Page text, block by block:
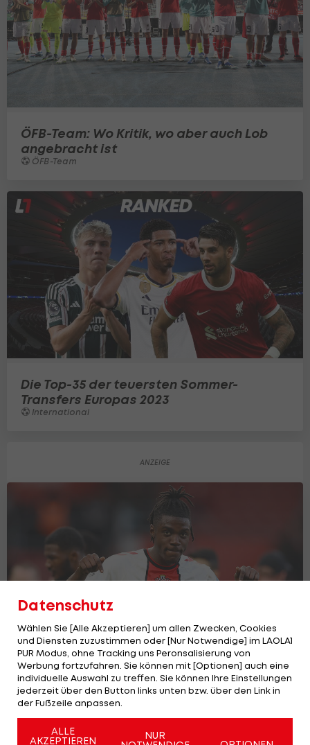
ÖFB-Team: Wo Kritik, wo aber auch Lob
angebracht ist
ÖFB-Team
Die Top-35 der teuersten Sommer-
Transfers Europas 2023
International
Offiziell: Chelsea holt nächsten teuren
Sechser an Bord
Premier League
Datenschutz
Wählen Sie [Alle Akzeptieren] um allen Zwecken, Cookies
und Diensten zuzustimmen oder [Nur Notwendige] im LAOLA1
PUR Modus, ohne Tracking uns Peronsalisierung von
Werbung fortzufahren. Sie können mit [Optionen] auch eine
individuelle Auswahl zu treffen. Sie können Ihre Einstellungen
jederzeit über den Button links unten bzw. über den Link in
der Fußzeile anpassen.
ALLE
AKZEPTIEREN
NUR